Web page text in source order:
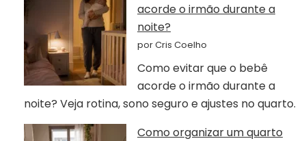
acorde o irmão durante a
noite?
por Cris Coelho
Como evitar que o bebê
acorde o irmão durante a
noite? Veja rotina, sono seguro e ajustes no quarto.
Como organizar um quarto